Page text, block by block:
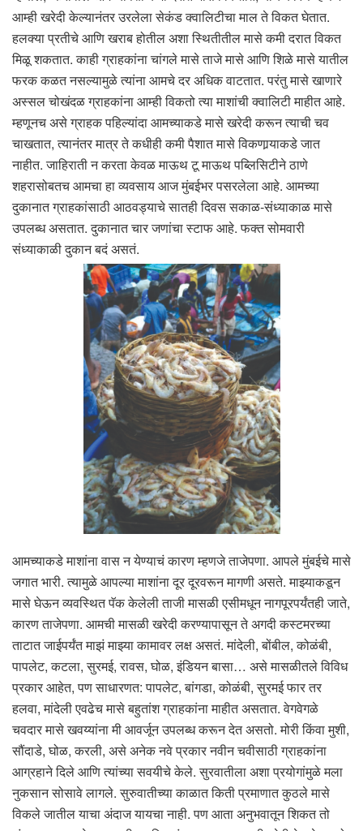
आम्ही खरेदी केल्यानंतर उरलेला सेकंड क्वालिटीचा माल ते विकत घेतात.
हलक्या प्रतीचे आणि खराब होतील अशा स्थितीतील मासे कमी दरात विकत
मिळू शकतात. काही ग्राहकांना चांगले मासे ताजे मासे आणि शिळे मासे यातील
फरक कळत नसल्यामुळे त्यांना आमचे दर अधिक वाटतात. परंतु मासे खाणारे
अस्सल चोखंदळ ग्राहकांना आम्ही विकतो त्या माशांची क्वालिटी माहीत आहे.
म्हणूनच असे ग्राहक पहिल्यांदा आमच्याकडे मासे खरेदी करून त्याची चव
चाखतात, त्यानंतर मात्र ते कधीही कमी पैशात मासे विकणार्‍याकडे जात
नाहीत. जाहिराती न करता केवळ माऊथ टू माऊथ पब्लिसिटीने ठाणे
शहरासोबतच आमचा हा व्यवसाय आज मुंबईभर पसरलेला आहे. आमच्या
दुकानात ग्राहकांसाठी आठवड्याचे सातही दिवस सकाळ-संध्याकाळ मासे
उपलब्ध असतात. दुकानात चार जणांचा स्टाफ आहे. फक्त सोमवारी
संध्याकाळी दुकान बदं असतं.
आमच्याकडे माशांना वास न येण्याचं कारण म्हणजे ताजेपणा. आपले मुंबईचे मासे
जगात भारी. त्यामुळे आपल्या माशांना दूर दूरवरून मागणी असते. माझ्याकडून
मासे घेऊन व्यवस्थित पॅक केलेली ताजी मासळी एसीमधून नागपूरपर्यंतही जाते,
कारण ताजेपणा. आमची मासळी खरेदी करण्यापासून ते अगदी कस्टमरच्या
ताटात जाईपर्यंत माझं माझ्या कामावर लक्ष असतं. मांदेली, बोंबील, कोळंबी,
पापलेट, कटला, सुरमई, रावस, घोळ, इंडियन बासा… असे मासळीतले विविध
प्रकार आहेत, पण साधारणत: पापलेट, बांगडा, कोळंबी, सुरमई फार तर
हलवा, मांदेली एवढेच मासे बहुतांश ग्राहकांना माहीत असतात. वेगवेगळे
चवदार मासे खवय्यांना मी आवर्जून उपलब्ध करून देत असतो. मोरी किंवा मुशी,
सौंदाडे, घोळ, करली, असे अनेक नवे प्रकार नवीन चवीसाठी ग्राहकांना
आग्रहाने दिले आणि त्यांच्या सवयीचे केले. सुरवातीला अशा प्रयोगांमुळे मला
नुकसान सोसावे लागले. सुरुवातीच्या काळात किती प्रमाणात कुठले मासे
विकले जातील याचा अंदाज यायचा नाही. पण आता अनुभवातून शिकत तो